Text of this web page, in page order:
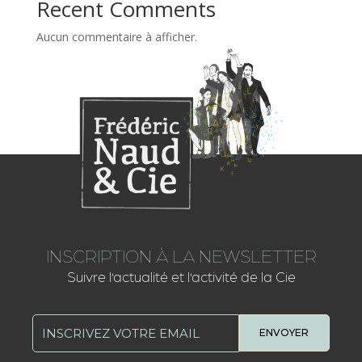
Recent Comments
Aucun commentaire à afficher.
INSCRIPTION À LA NEWSLETTER
Suivre l’actualité et l’activité de la Cie
ENVOYER